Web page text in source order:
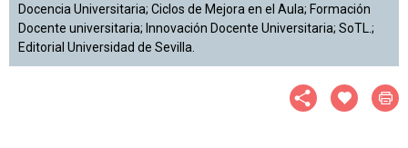
Docencia Universitaria; Ciclos de Mejora en el Aula; Formación
Docente universitaria; Innovación Docente Universitaria; SoTL.;
Editorial Universidad de Sevilla.